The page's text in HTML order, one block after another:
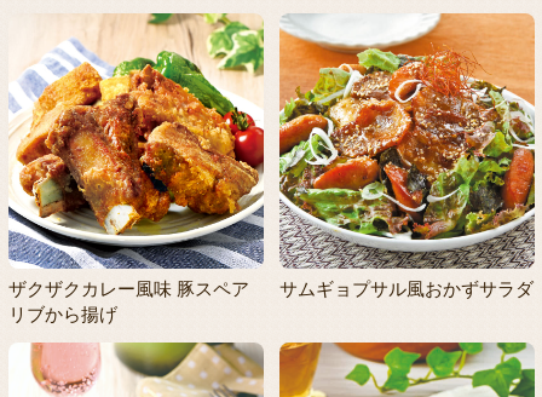
ザクザクカレー風味 豚スペア
リブから揚げ
サムギョプサル風おかずサラダ